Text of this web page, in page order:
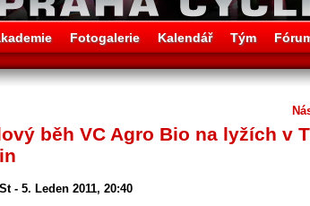
Fotogalerie Kalendář Tým
běh VC Agro Bio na lyžích v
St - 5. Leden 2011, 20:40